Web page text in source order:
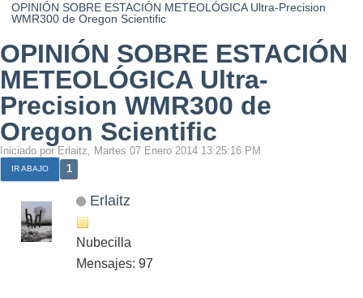
OPINIÓN SOBRE ESTACIÓN METEOLÓGICA Ultra-Precision
WMR300 de Oregon Scientific
OPINIÓN SOBRE ESTACIÓN
METEOLÓGICA Ultra-
Precision WMR300 de
Oregon Scientific
Iniciado por Erlaitz, Martes 07 Enero 2014 13:25:16 PM
IR ABAJO 1
Erlaitz
Nubecilla
Mensajes: 97